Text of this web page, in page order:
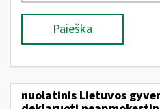
Paieška
nuolatinis Lietuvos